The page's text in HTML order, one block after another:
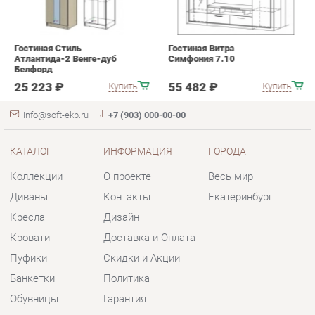
Коллекции
Диваны
Кресла
Кровати
Пуфики
Банкетки
Обувницы
Комплектующие
ИНФОРМАЦИЯ
О проекте
Дизайн
Доставка и Оплата
Скидки и Акции
Политика
Гарантия
Помощь
ГОРОДА
Весь мир
Шоурум и склад самовывоза
Адрес: г. Екатеринбург, пер.
Базовый, 47